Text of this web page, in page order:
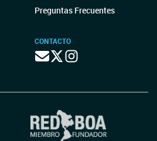
Preguntas Frecuentes
CONTACTO